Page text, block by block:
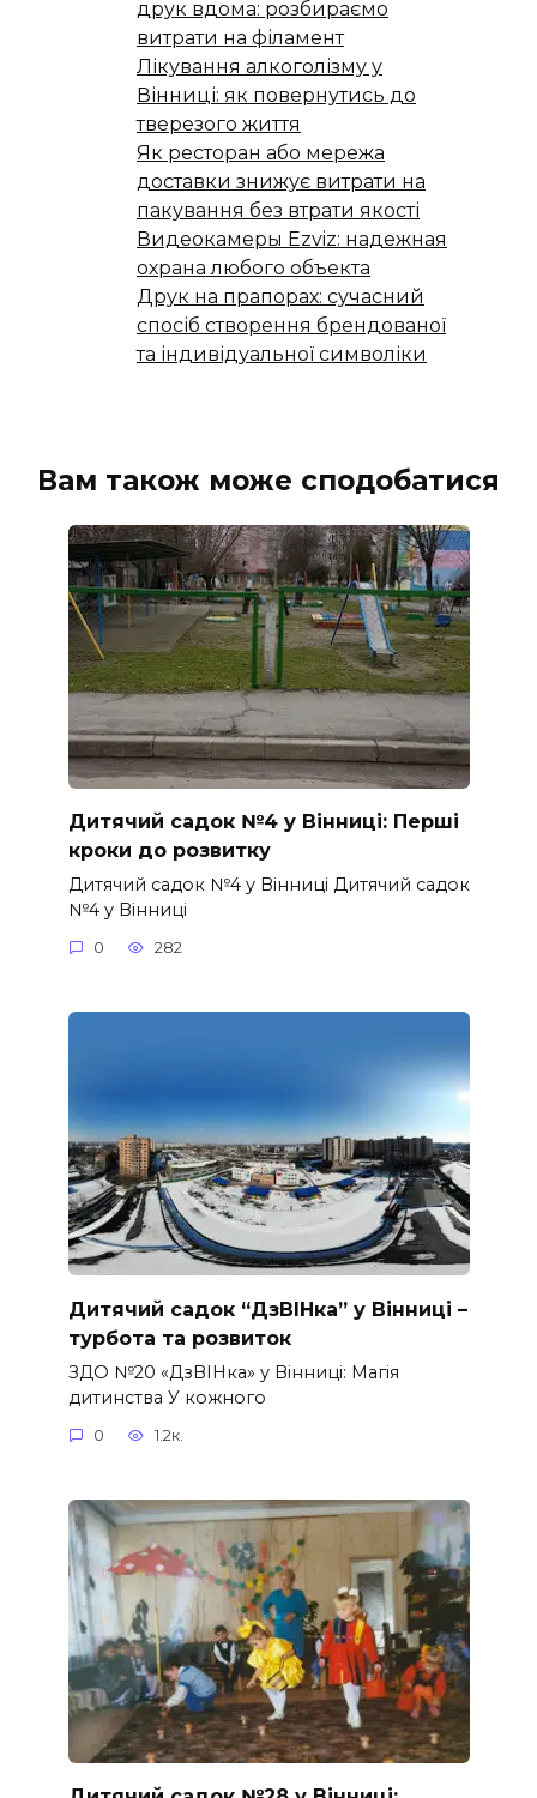
друк вдома: розбираємо
витрати на філамент
Лікування алкоголізму у
Вінниці: як повернутись до
тверезого життя
Як ресторан або мережа
доставки знижує витрати на
пакування без втрати якості
Видеокамеры Ezviz: надежная
охрана любого объекта
Друк на прапорах: сучасний
спосіб створення брендованої
та індивідуальної символіки
Вам також може сподобатися
Дитячий садок №4 у Вінниці: Перші
кроки до розвитку
Дитячий садок №4 у Вінниці Дитячий садок
№4 у Вінниці
0 282
Дитячий садок “ДзВІНка” у Вінниці –
турбота та розвиток
ЗДО №20 «ДзВІНка» у Вінниці: Магія
дитинства У кожного
0 1.2к.